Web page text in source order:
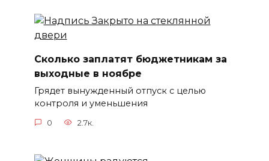
Сколько заплатят бюджетникам за
выходные в ноябре
Грядет вынужденный отпуск с целью
контроля и уменьшения
0 2.7к.